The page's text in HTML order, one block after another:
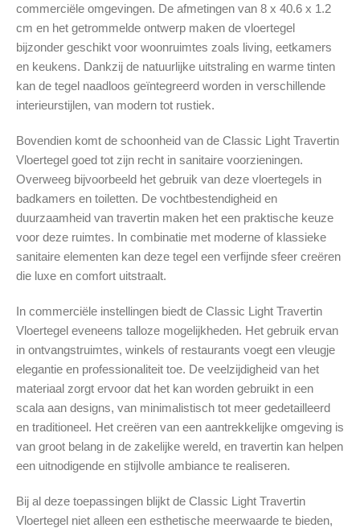
commerciële omgevingen. De afmetingen van 8 x 40.6 x 1.2
cm en het getrommelde ontwerp maken de vloertegel
bijzonder geschikt voor woonruimtes zoals living, eetkamers
en keukens. Dankzij de natuurlijke uitstraling en warme tinten
kan de tegel naadloos geïntegreerd worden in verschillende
interieurstijlen, van modern tot rustiek.
Bovendien komt de schoonheid van de Classic Light Travertin
Vloertegel goed tot zijn recht in sanitaire voorzieningen.
Overweeg bijvoorbeeld het gebruik van deze vloertegels in
badkamers en toiletten. De vochtbestendigheid en
duurzaamheid van travertin maken het een praktische keuze
voor deze ruimtes. In combinatie met moderne of klassieke
sanitaire elementen kan deze tegel een verfijnde sfeer creëren
die luxe en comfort uitstraalt.
In commerciële instellingen biedt de Classic Light Travertin
Vloertegel eveneens talloze mogelijkheden. Het gebruik ervan
in ontvangstruimtes, winkels of restaurants voegt een vleugje
elegantie en professionaliteit toe. De veelzijdigheid van het
materiaal zorgt ervoor dat het kan worden gebruikt in een
scala aan designs, van minimalistisch tot meer gedetailleerd
en traditioneel. Het creëren van een aantrekkelijke omgeving is
van groot belang in de zakelijke wereld, en travertin kan helpen
een uitnodigende en stijlvolle ambiance te realiseren.
Bij al deze toepassingen blijkt de Classic Light Travertin
Vloertegel niet alleen een esthetische meerwaarde te bieden,